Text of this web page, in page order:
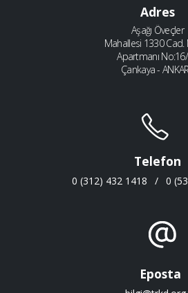
Adres
Aşağı Öveçler
Mahallesi 1330 Cad.
Apartmanı
Çankaya -
Telefon
0 (312) 432 1418 / 0
Eposta